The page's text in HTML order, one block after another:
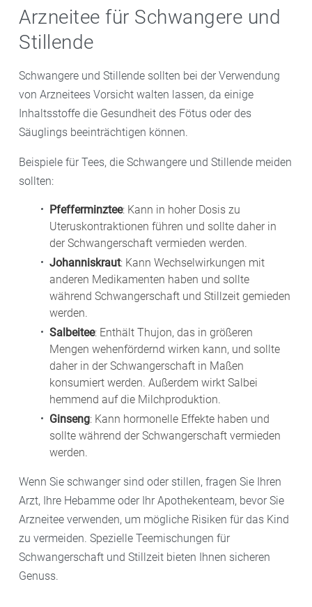
Arzneitee für Schwangere und
Stillende
Schwangere und Stillende sollten bei der Verwendung
von Arzneitees Vorsicht walten lassen, da einige
Inhaltsstoffe die Gesundheit des Fötus oder des
Säuglings beeinträchtigen können.
Beispiele für Tees, die Schwangere und Stillende meiden
sollten:
Pfefferminztee: Kann in hoher Dosis zu
Uteruskontraktionen führen und sollte daher in
der Schwangerschaft vermieden werden.
Johanniskraut: Kann Wechselwirkungen mit
anderen Medikamenten haben und sollte
während Schwangerschaft und Stillzeit gemieden
werden.
Salbeitee: Enthält Thujon, das in größeren
Mengen wehenfördernd wirken kann, und sollte
daher in der Schwangerschaft in Maßen
konsumiert werden. Außerdem wirkt Salbei
hemmend auf die Milchproduktion.
Ginseng: Kann hormonelle Effekte haben und
sollte während der Schwangerschaft vermieden
werden.
Wenn Sie schwanger sind oder stillen, fragen Sie Ihren
Arzt, Ihre Hebamme oder Ihr Apothekenteam, bevor Sie
Arzneitee verwenden, um mögliche Risiken für das Kind
zu vermeiden. Spezielle Teemischungen für
Schwangerschaft und Stillzeit bieten Ihnen sicheren
Genuss.